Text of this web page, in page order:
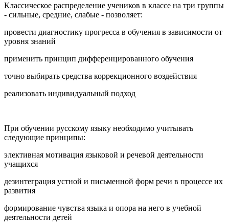
Классическое распределение учеников в классе на три группы
- сильные, средние, слабые - позволяет:
провести диагностику прогресса в обучения в зависимости от
уровня знаний
применить принцип дифференцированного обучения
точно выбирать средства коррекционного воздействия
реализовать индивидуальный подход
При обучении русскому языку необходимо учитывать
следующие принципы:
элективная мотивация языковой и речевой деятельности
учащихся
дезинтеграция устной и письменной форм речи в процессе их
развития
формирование чувства языка и опора на него в учебной
деятельности детей